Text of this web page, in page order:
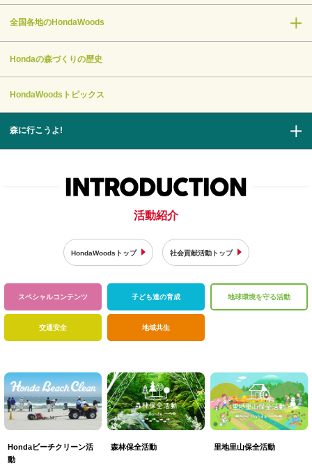
全国各地のHondaWoods
Hondaの森づくりの歴史
HondaWoodsトピックス
森に行こうよ!
活動紹介
HondaWoodsトップ 社会貢献活動トップ
スペシャルコンテンツ 子ども達の育成 地球環境を守る活動
交通安全 地域共生
Hondaビーチクリーン活
動
森林保全活動 里地里山保全活動